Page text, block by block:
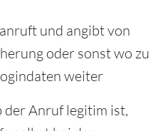
und angibt von
oder sonst wo zu
weiter
der Anruf legitim ist,